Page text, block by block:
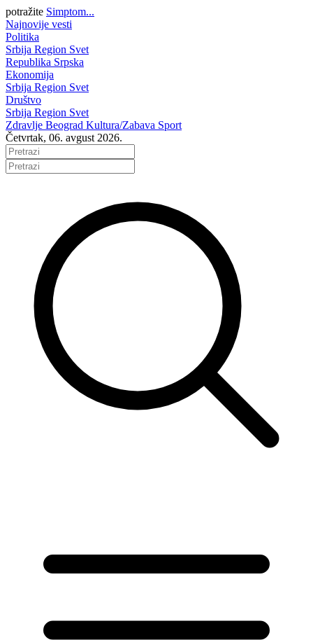
potražite Simptom...
Najnovije vesti
Politika
Srbija Region Svet
Republika Srpska
Ekonomija
Srbija Region Svet
Društvo
Srbija Region Svet
Zdravlje Beograd Kultura/Zabava Sport
Četvrtak, 06. avgust 2026.